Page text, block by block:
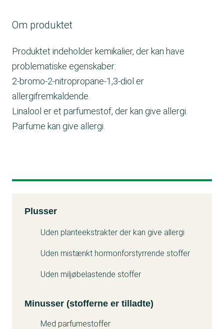
Om produktet
Produktet indeholder kemikalier, der kan have
problematiske egenskaber:
2-bromo-2-nitropropane-1,3-diol er
allergifremkaldende.
Linalool er et parfumestof, der kan give allergi.
Parfume kan give allergi.
Kemitest
Plusser
Uden planteekstrakter der kan give allergi
Uden mistænkt hormonforstyrrende stoffer
Uden miljøbelastende stoffer
Minusser (stofferne er tilladte)
Med parfumestoffer